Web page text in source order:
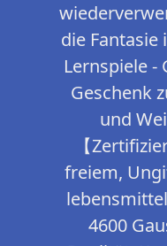
die Fantasie
Lernspiele -
Geschenk
und
【
freiem,
4600